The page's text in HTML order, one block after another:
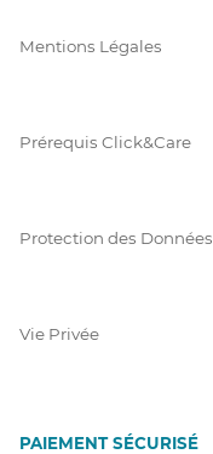
Mentions Légales
Prérequis Click&Care
Protection des Données
Vie Privée
PAIEMENT SÉCURISÉ